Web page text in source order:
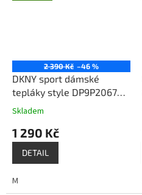
2 390 Kč –46 %
DKNY sport dámské
tepláky style DP9P2067
bílá
Skladem
1 290 Kč
DETAIL
M